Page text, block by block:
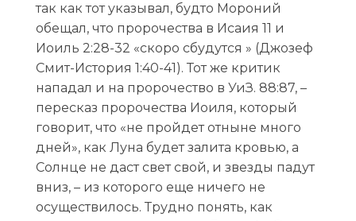
так как тот указывал, будто Мороний
обещал, что пророчества в Исаия 11 и
Иоиль 2:28-32 «скоро сбудутся » (Джозеф
Смит-История 1:40-41). Тот же критик
нападал и на пророчество в УиЗ. 88:87, –
пересказ пророчества Иоиля, который
говорит, что «не пройдет отныне много
дней», как Луна будет залита кровью, а
Солнце не даст свет свой, и звезды падут
вниз, – из которого еще ничего не
осуществилось. Трудно понять, как